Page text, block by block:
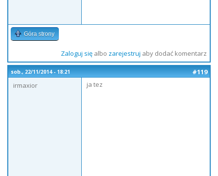
Góra strony
Zaloguj sięalbo zarejestruj aby dodać komentarz
sob., 22/11/2014 - 18:21
#119
irmaxior
ja tez